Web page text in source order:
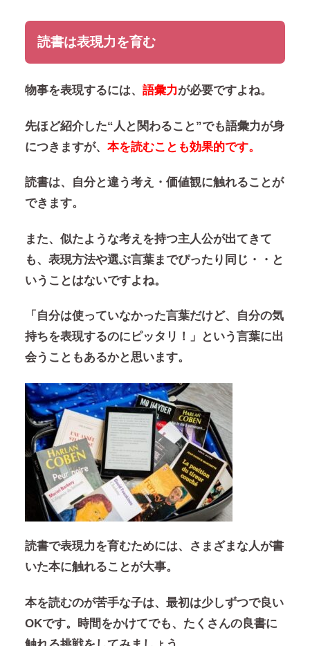
読書は表現力を育む
物事を表現するには、 語彙力が必要ですよね。
先ほど紹介した“人と関わること”でも語彙力が身
につきますが、 本を読むことも効果的です。
読書は、自分と違う考え・価値観に触れることが
できます。
また、似たような考えを持つ主人公が出てきて
も、表現方法や選ぶ言葉までぴったり同じ・・と
いうことはないですよね。
「自分は使っていなかった言葉だけど、自分の気
持ちを表現するのにピッタリ！」という言葉に出
会うこともあるかと思います。
読書で表現力を育むためには、さまざまな人が書
いた本に触れることが大事。
本を読むのが苦手な子は、最初は少しずつで良い
OKです。時間をかけてでも、たくさんの良書に